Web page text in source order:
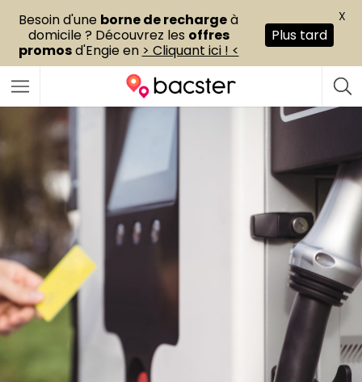
Besoin d'une borne de rechargeà
domicile ? Découvrez les offres
promosd'Engie en > Cliquant ici ! <
Plus tard
X